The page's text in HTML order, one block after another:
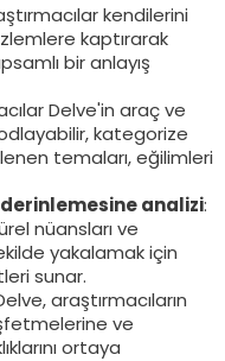
kendilerini
kaptırarak
bir anlayış
Delve'in araç ve
kategorize
temaları, eğilimleri
analizi:
nüansları ve
yakalamak için
sunar.
araştırmacıların
ve
ortaya